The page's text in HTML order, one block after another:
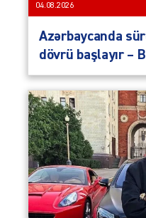
04.08.2026
Azərbaycanda
dövrü başlayır –